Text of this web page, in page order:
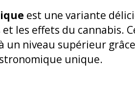
est une variante
les effets du cannabis.
un niveau supérieur
unique.